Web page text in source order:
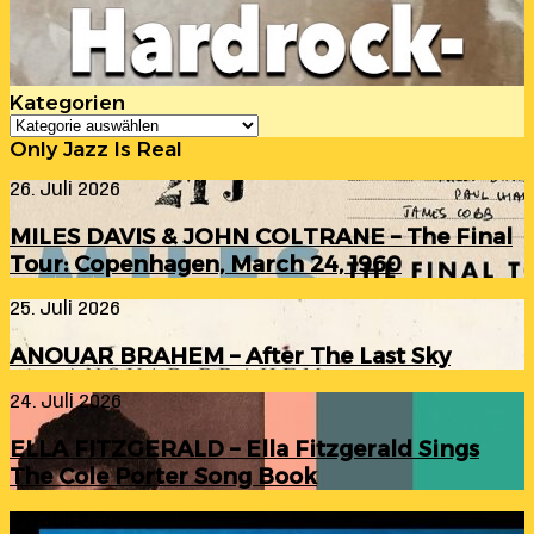
Kategorien
Kategorien
Only Jazz Is Real
MILES
&
JOHN
COLTRANE
The
Final
Tour:
Copenhagen,
March
24,
1960
26. Juli 2026
MILES DAVIS & JOHN COLTRANE – The Final
Tour: Copenhagen, March 24, 1960
ANOUAR
BRAHEM
–
After
The
Last
Sky
25. Juli 2026
ANOUAR BRAHEM – After The Last Sky
ELLA
FITZGERALD
–
Ella
Fitzgerald
24. Juli 2026
ELLA FITZGERALD – Ella Fitzgerald Sings
The Cole Porter Song Book